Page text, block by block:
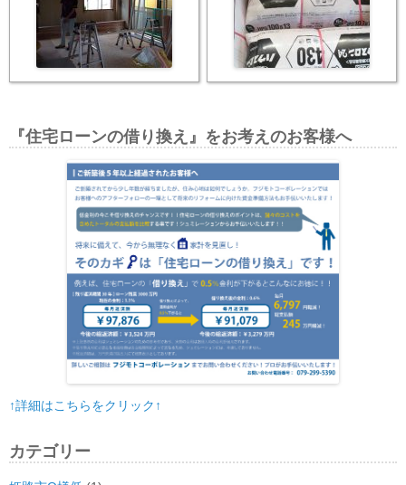
『住宅ローンの借り換え』をお考えのお客様へ
↑詳細はこちらをクリック↑
カテゴリー